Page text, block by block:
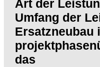
Art der
Umfang der
Ersatzneubau
das